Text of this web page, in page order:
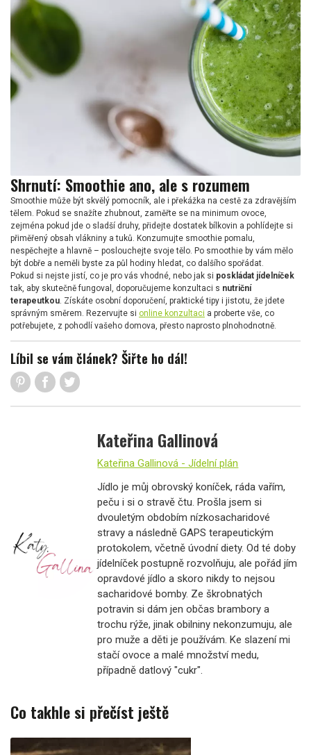
Shrnutí: Smoothie ano, ale s rozumem
Smoothie může být skvělý pomocník, ale i překážka na cestě za zdravějším
tělem. Pokud se snažíte zhubnout, zaměřte se na minimum ovoce,
zejména pokud jde o sladší druhy, přidejte dostatek bílkovin a pohlídejte si
přiměřený obsah vlákniny a tuků. Konzumujte smoothie pomalu,
nespěchejte a hlavně – poslouchejte svoje tělo. Po smoothie by vám mělo
být dobře a neměli byste za půl hodiny hledat, co dalšího spořádat.
Pokud si nejste jistí, co je pro vás vhodné, nebo jak si poskládat jídelníček
tak, aby skutečně fungoval, doporučujeme konzultaci s nutriční
terapeutkou . Získáte osobní doporučení, praktické tipy i jistotu, že jdete
správným směrem. Rezervujte si online konzultaci a proberte vše, co
potřebujete, z pohodlí vašeho domova, přesto naprosto plnohodnotně.
Líbil se vám článek? Šiřte ho dál!
Kateřina Gallinová
Kateřina Gallinová - Jídelní plán
Jídlo je můj obrovský koníček, ráda vařím,
peču i si o stravě čtu. Prošla jsem si
dvouletým obdobím nízkosacharidové
stravy a následně GAPS terapeutickým
protokolem, včetně úvodní diety. Od té doby
jídelníček postupně rozvolňuju, ale pořád jím
opravdové jídlo a skoro nikdy to nejsou
sacharidové bomby. Ze škrobnatých
potravin si dám jen občas brambory a
trochu rýže, jinak obilniny nekonzumuju, ale
pro muže a děti je používám. Ke slazení mi
stačí ovoce a malé množství medu,
případně datlový "cukr".
Co takhle si přečíst ještě